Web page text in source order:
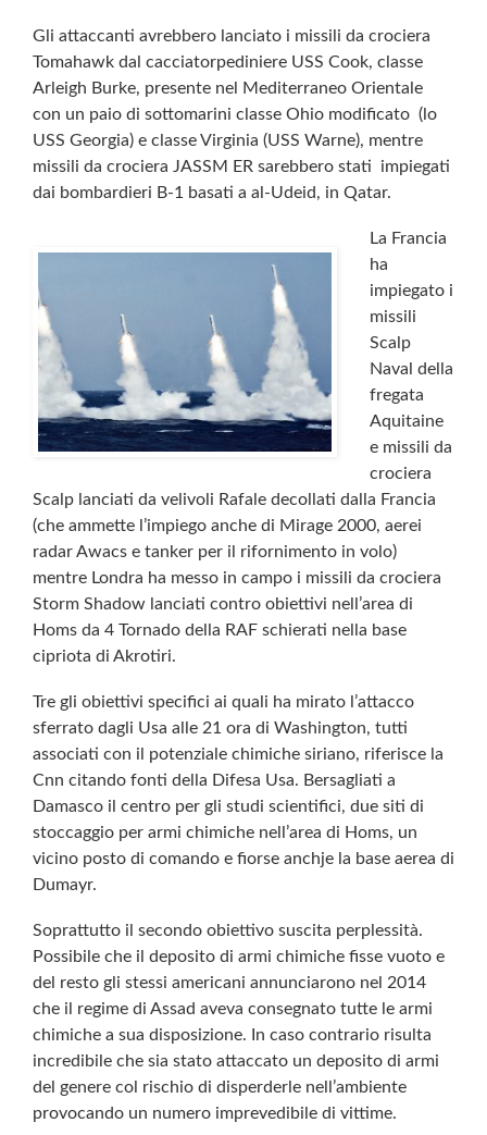
Gli attaccanti avrebbero lanciato i missili da crociera
Tomahawk dal cacciatorpediniere USS Cook, classe
Arleigh Burke, presente nel Mediterraneo Orientale
con un paio di sottomarini classe Ohio modificato (lo
USS Georgia) e classe Virginia (USS Warne), mentre
missili da crociera JASSM ER sarebbero stati impiegati
dai bombardieri B-1 basati a al-Udeid, in Qatar.
La Francia
ha
impiegato i
missili
Scalp
Naval della
fregata
Aquitaine
e missili da
crociera
Scalp lanciati da velivoli Rafale decollati dalla Francia
(che ammette l’impiego anche di Mirage 2000, aerei
radar Awacs e tanker per il rifornimento in volo)
mentre Londra ha messo in campo i missili da crociera
Storm Shadow lanciati contro obiettivi nell’area di
Homs da 4 Tornado della RAF schierati nella base
cipriota di Akrotiri.
Tre gli obiettivi specifici ai quali ha mirato l’attacco
sferrato dagli Usa alle 21 ora di Washington, tutti
associati con il potenziale chimiche siriano, riferisce la
Cnn citando fonti della Difesa Usa. Bersagliati a
Damasco il centro per gli studi scientifici, due siti di
stoccaggio per armi chimiche nell’area di Homs, un
vicino posto di comando e fiorse anchje la base aerea di
Dumayr.
Soprattutto il secondo obiettivo suscita perplessità.
Possibile che il deposito di armi chimiche fisse vuoto e
del resto gli stessi americani annunciarono nel 2014
che il regime di Assad aveva consegnato tutte le armi
chimiche a sua disposizione. In caso contrario risulta
incredibile che sia stato attaccato un deposito di armi
del genere col rischio di disperderle nell’ambiente
provocando un numero imprevedibile di vittime.